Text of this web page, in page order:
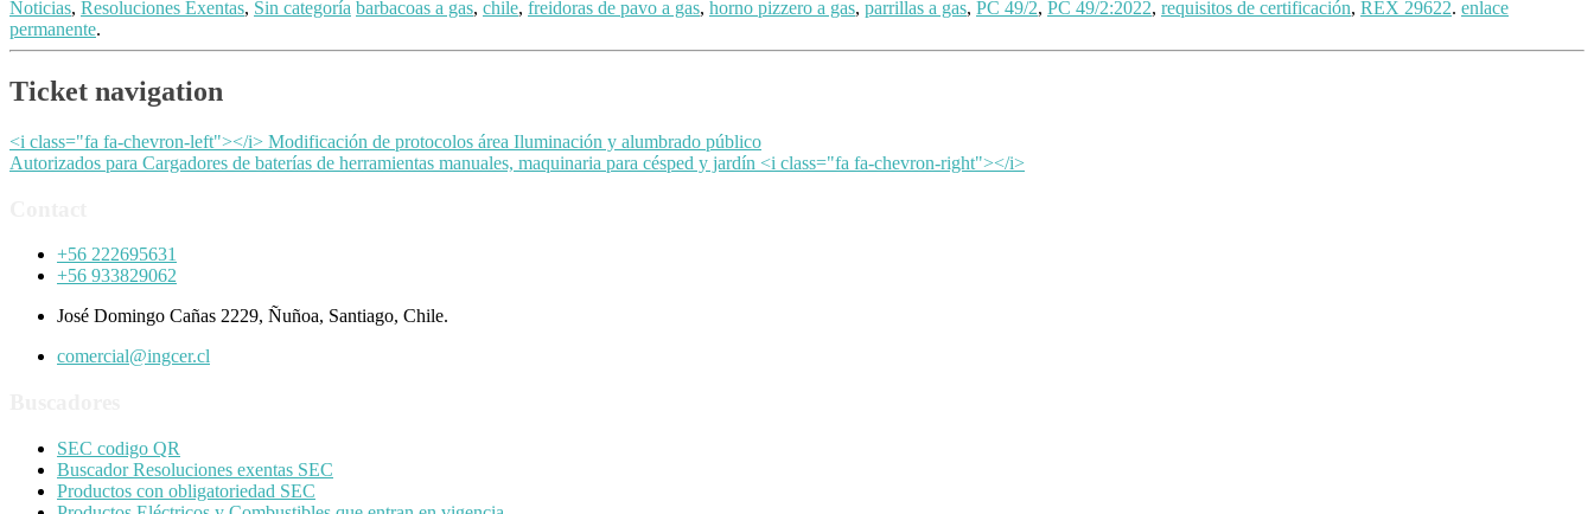
Noticias, Resoluciones Exentas, Sin categoría barbacoas a gas, chile, freidoras de pavo a gas, horno pizzero a gas, parrillas a gas, PC 49/2, PC 49/2:2022, requisitos de certificación, REX 29622. enlace
permanente.
Ticket navigation
<i class="fa fa-chevron-left"></i> Modificación de protocolos área Iluminación y alumbrado público
Autorizados para Cargadores de baterías de herramientas manuales, maquinaria para césped y jardín <i class="fa fa-chevron-right"></i>
+56 222695631
+56 933829062
José Domingo Cañas 2229, Ñuñoa, Santiago, Chile.
comercial@ingcer.cl
SEC codigo QR
Buscador Resoluciones exentas SEC
Productos con obligatoriedad SEC